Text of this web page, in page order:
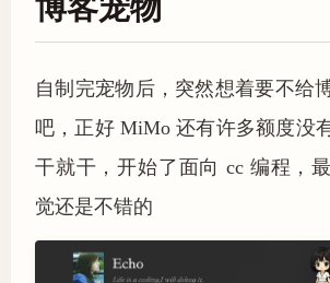
自制完宠物后，突然想着要不给
吧，正好 MiMo 还有许多额度没
干就干，开始了面向 cc 编程，
觉还是不错的